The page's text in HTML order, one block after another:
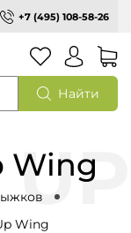
+7 (495) 108-58-26
Найти
Wing
Wing